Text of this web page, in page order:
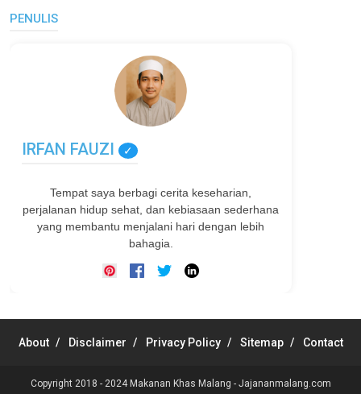
PENULIS
IRFAN FAUZI ✓
Tempat saya berbagi cerita keseharian,
perjalanan hidup sehat, dan kebiasaan sederhana
yang membantu menjalani hari dengan lebih
bahagia.
About Disclaimer Privacy Policy Sitemap Contact
Copyright 2018 - 2024 Makanan Khas Malang - Jajananmalang.com